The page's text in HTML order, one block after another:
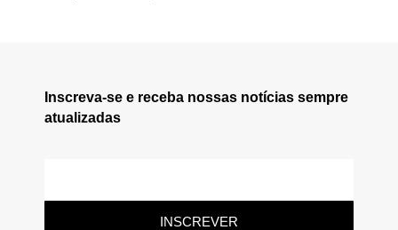
Inscreva-se e receba nossas notícias sempre
atualizadas
INSCREVER